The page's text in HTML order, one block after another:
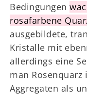
Bedingungen
rosafarbene
ausgebildete,
Kristalle mit
allerdings eine
man
Aggregaten als